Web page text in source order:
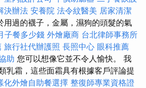
決辦法 安養院 法令紋醫美 居家清潔
用過的襪子，金屬，濕狗的頭髮的氣
子餐多少錢 外燴廠商 台北律師事務所
旅行社代辦護照 長照中心 眼科推薦
助 您可以想像它並不令人愉快。 我
乳霜，這些面霜具有根據客戶評論提
化外燴自助餐選擇 整復師專業資格證